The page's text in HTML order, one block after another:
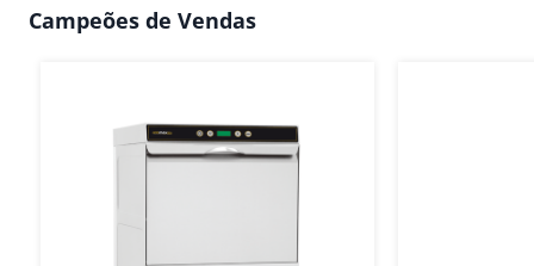
Campeões de Vendas